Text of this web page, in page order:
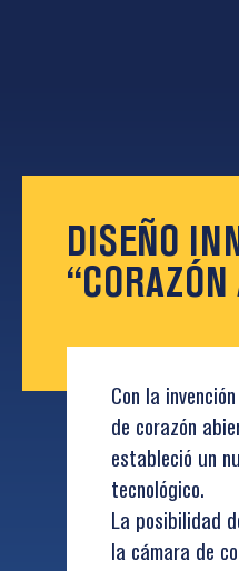
DISEÑO
Con la
de corazón
estableció un
tecnológico.
La posibilidad
la cámara de